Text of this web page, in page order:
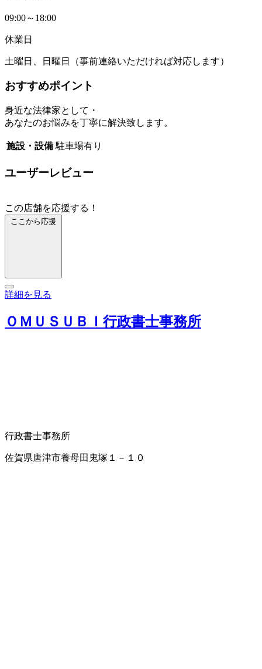
09:00～18:00
休業日
土曜日、日曜日（事前連絡いただければ対応します）
おすすめポイント
身近な法律家として・
あなたのお悩みを丁寧に解決致します。
施設・設備 駐車場有り
ユーザーレビュー
この店舗を応援する！
ここから応援
詳細を見る
ＯＭＵＳＵＢＩ行政書士事務所
行政書士事務所
佐賀県唐津市養母田鬼塚１－１０